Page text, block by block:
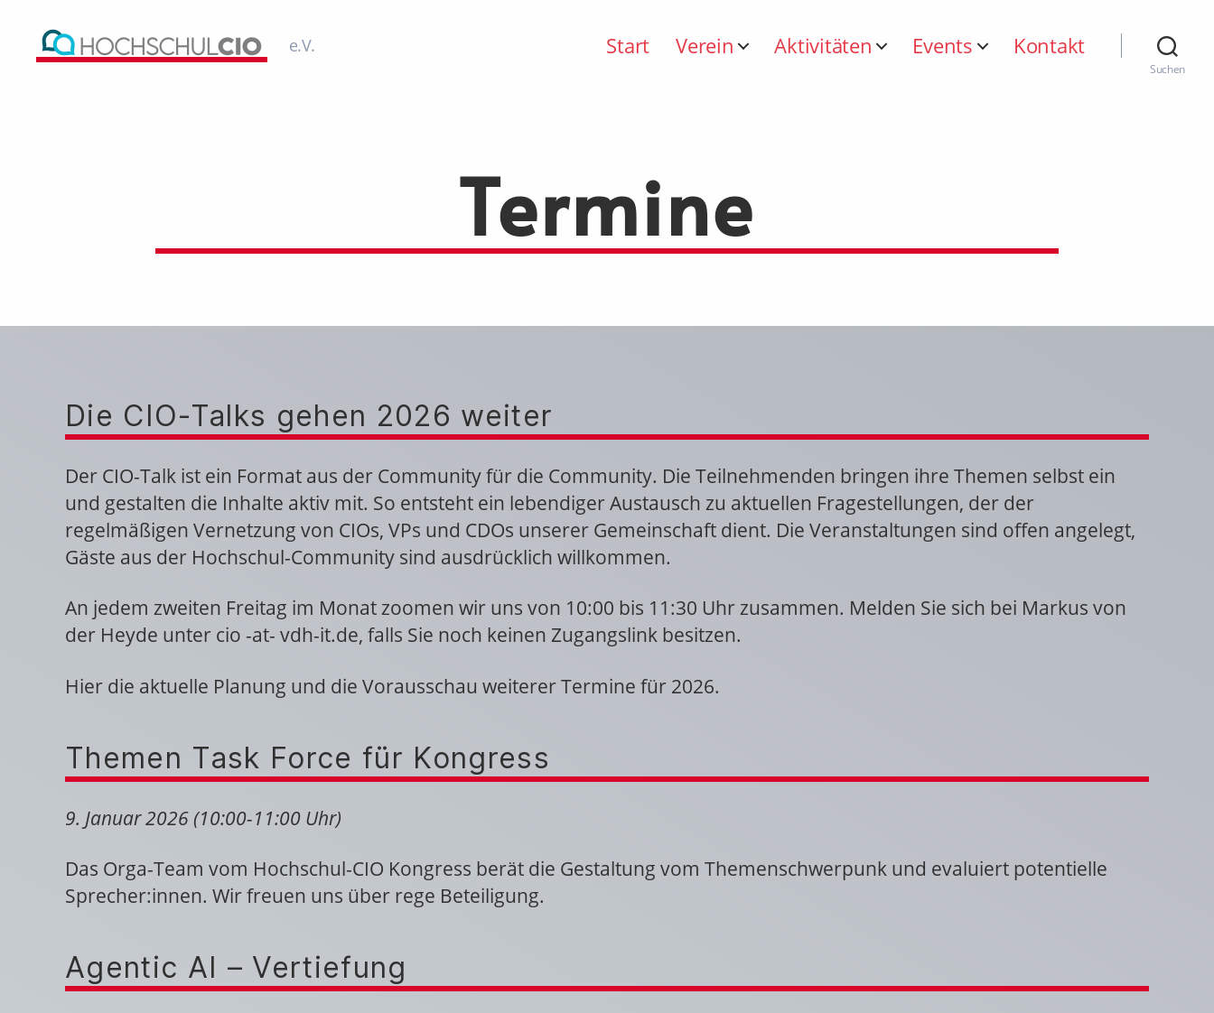
Hochschul-
e.V. Start Verein Aktivitäten Events Kontakt
Suchen
Termine
Die CIO-Talks gehen 2026 weiter
Der CIO-Talk ist ein Format aus der Community für die Community. Die Teilnehmenden bringen ihre Themen selbst ein
und gestalten die Inhalte aktiv mit. So entsteht ein lebendiger Austausch zu aktuellen Fragestellungen, der der
regelmäßigen Vernetzung von CIOs, VPs und CDOs unserer Gemeinschaft dient. Die Veranstaltungen sind offen angelegt,
Gäste aus der Hochschul-Community sind ausdrücklich willkommen.
An jedem zweiten Freitag im Monat zoomen wir uns von 10:00 bis 11:30 Uhr zusammen. Melden Sie sich bei Markus von
der Heyde unter cio -at- vdh-it.de, falls Sie noch keinen Zugangslink besitzen.
Hier die aktuelle Planung und die Vorausschau weiterer Termine für 2026.
Themen Task Force für Kongress
9. Januar 2026 (10:00-11:00 Uhr)
Das Orga-Team vom Hochschul-CIO Kongress berät die Gestaltung vom Themenschwerpunk und evaluiert potentielle
Sprecher:innen. Wir freuen uns über rege Beteiligung.
Agentic AI – Vertiefung